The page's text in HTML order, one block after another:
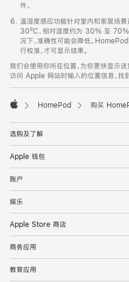
件。
温湿度感应功能针对室内和家居场
30ºC、相对湿度约为 30% 至 70%
况下，准确性可能会降低。
行校准，才可显示结果。
我们会使用你所在位置，为你更快显示
访问 Apple 网站时输入的位置信息，找
HomePod 购买
选购及了解
Apple 钱包
账户
娱乐
Apple Store 商店
商务应用
教育应用